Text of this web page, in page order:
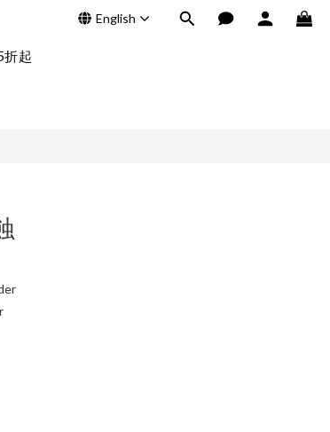
English
折起
BUY NOW